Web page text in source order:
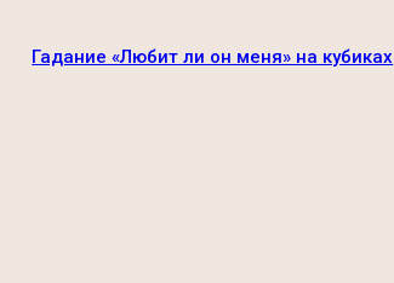
Гадание «Любит ли он меня» на кубиках